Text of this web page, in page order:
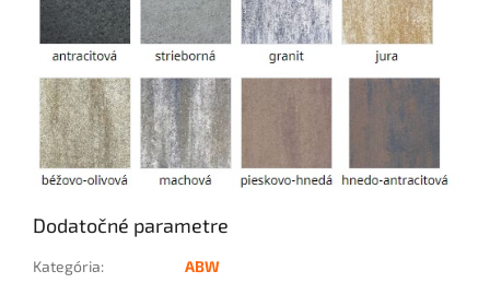
Dodatočné parametre
Kategória:
ABW